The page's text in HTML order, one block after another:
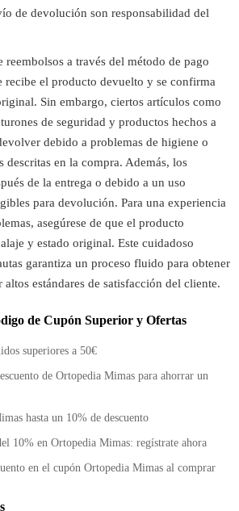
de devolución son responsabilidad del
a través del método de pago
recibe el producto devuelto y se confirma
Sin embargo, ciertos artículos como
de seguridad y productos hechos a
debido a problemas de higiene o
descritas en la compra. Además, los
de la entrega o debido a un uso
para devolución. Para una experiencia
asegúrese de que el producto
y estado original. Este cuidadoso
garantiza un proceso fluido para obtener
altos estándares de satisfacción del cliente.
de Cupón Superior y Ofertas
superiores a 50€
de Ortopedia Mimas para ahorrar un
hasta un 10% de descuento
10% en Ortopedia Mimas: regístrate ahora
en el cupón Ortopedia Mimas al comprar